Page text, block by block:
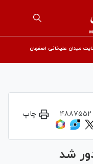
میدان علیخانی اصفهان
۴۸۸۷۵۵۲ چاپ
شد